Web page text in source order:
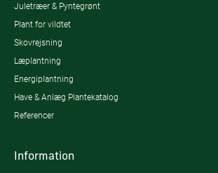
Juletræer & Pyntegrønt
Plant for vildtet
Skovrejsning
Læplantning
Energiplantning
Have & Anlæg Plantekatalog
Referencer
Information